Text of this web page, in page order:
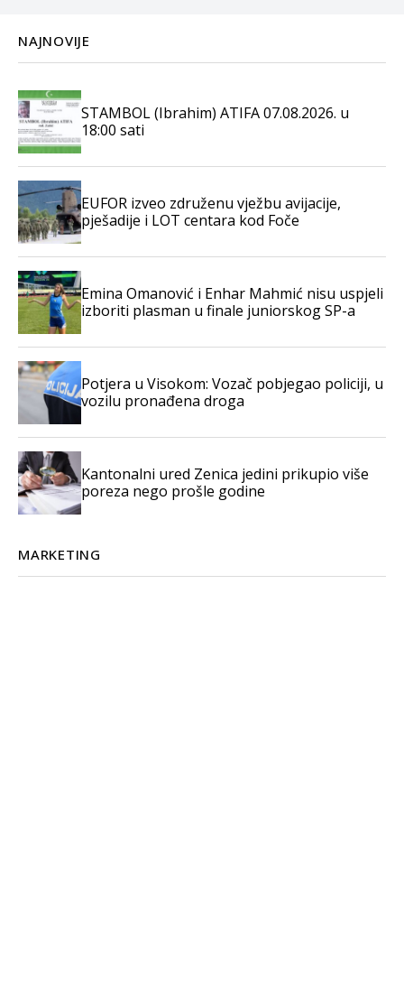
NAJNOVIJE
STAMBOL (Ibrahim) ATIFA 07.08.2026. u
18:00 sati
EUFOR izveo združenu vježbu avijacije,
pješadije i LOT centara kod Foče
Emina Omanović i Enhar Mahmić nisu uspjeli
izboriti plasman u finale juniorskog SP-a
Potjera u Visokom: Vozač pobjegao policiji, u
vozilu pronađena droga
Kantonalni ured Zenica jedini prikupio više
poreza nego prošle godine
MARKETING